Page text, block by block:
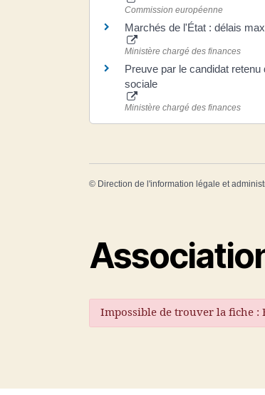
Commission européenne
Marchés de l'État : délais
Ministère chargé des finances
Preuve par le candidat
sociale
Ministère chargé des finances
© Direction de l'information légale et
Impossible de trouver la fiche :